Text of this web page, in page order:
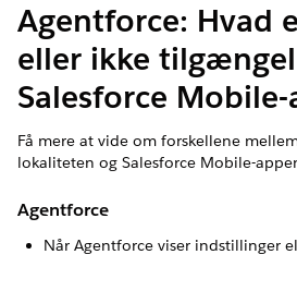
Agentforce: Hvad
eller ikke
Salesforce
Få mere at vide om forskellene
lokaliteten og Salesforce Mobile-
Agentforce
Når Agentforce viser indstillinger